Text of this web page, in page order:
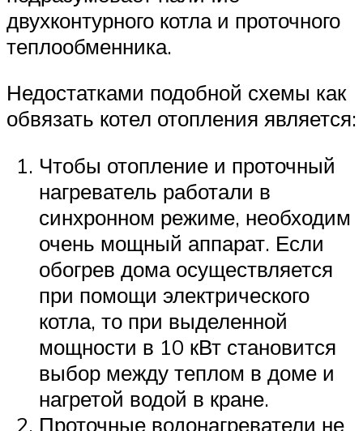
двухконтурного котла и проточного
теплообменника.
Недостатками подобной схемы как
обвязать котел отопления является:
Чтобы отопление и проточный
нагреватель работали в
синхронном режиме, необходим
очень мощный аппарат. Если
обогрев дома осуществляется
при помощи электрического
котла, то при выделенной
мощности в 10 кВт становится
выбор между теплом в доме и
нагретой водой в кране.
Проточные водонагреватели не